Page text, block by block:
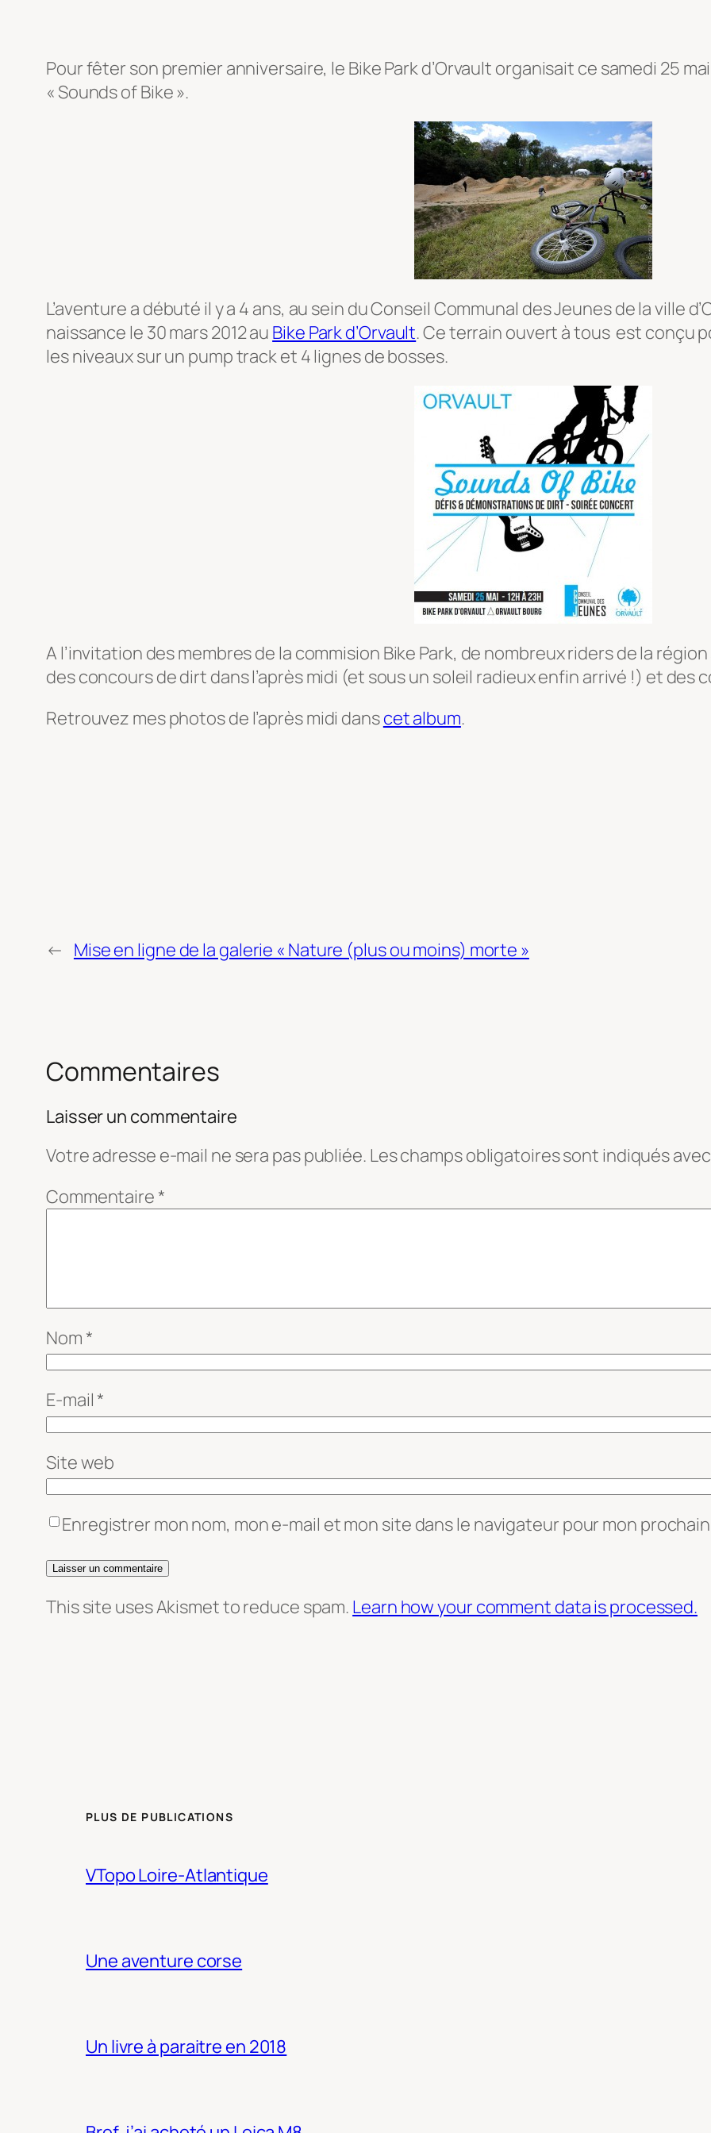
Pour fêter son premier anniversaire, le Bike Park d’Orvault organisait ce samedi 25
« Sounds of Bike ».
L’aventure a débuté il y a 4 ans, au sein du Conseil Communal des Jeunes de la ville
naissance le 30 mars 2012 au Bike Park d’Orvault. Ce terrain ouvert à tous est conçu
les niveaux sur un pump track et 4 lignes de bosses.
A l’invitation des membres de la commision Bike Park, de nombreux riders de la
des concours de dirt dans l’après midi (et sous un soleil radieux enfin arrivé !) et des
Retrouvez mes photos de l’après midi danscet album.
← Mise en ligne de la galerie « Nature (plus ou moins) morte »
Commentaires
Laisser un commentaire
Votre adresse e-mail ne sera pas publiée. Les champs obligatoires sont indiqués
Commentaire *
Nom *
E-mail *
Site web
Enregistrer mon nom, mon e-mail et mon site dans le navigateur pour mon
This site uses Akismet to reduce spam. Learn how your comment data is processed.
PLUS DE PUBLICATIONS
VTopo Loire-Atlantique
Une aventure corse
Un livre à paraitre en 2018